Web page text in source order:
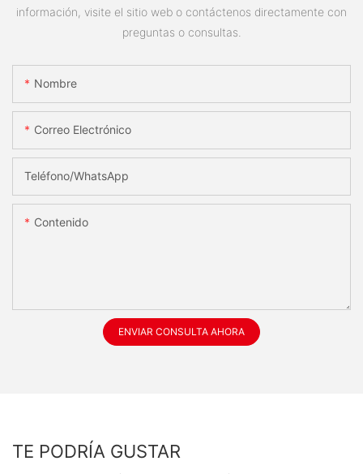
información, visite el sitio web o contáctenos directamente con
preguntas o consultas.
Nombre
Correo Electrónico
Teléfono/WhatsApp
Contenido
ENVIAR CONSULTA AHORA
TE PODRÍA GUSTAR